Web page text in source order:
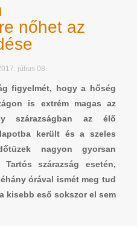
nőhet az
július 08.
figyelmét, hogy a hőség
is extrém magas az
szárazságban az élő
került és a szeles
nagyon gyorsan
szárazság esetén,
órával ismét meg tud
kisebb eső sokszor el sem